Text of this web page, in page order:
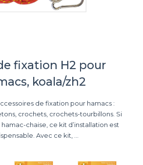
fixation H2 pour
koala/zh2
de fixation pour hamacs :
crochets, crochets-tourbillons. Si
chaise, ce kit d’installation est
Avec ce kit, ...